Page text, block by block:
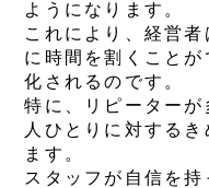
ようになります。
これにより、経営
に時間を割くこと
化されるのです。
特に、リピーター
人ひとりに対する
ます。
スタッフが自信を